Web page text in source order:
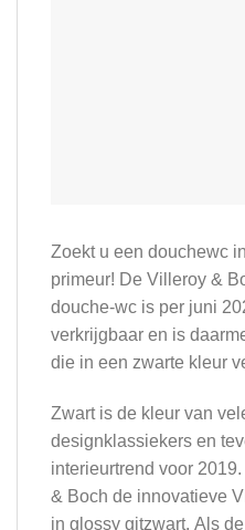
Zoekt u een douchewc
primeur! De Villeroy &
douche-wc is per juni
verkrijgbaar en is
die in een zwarte kleur
Zwart is de kleur van
designklassiekers en
interieurtrend voor
& Boch de innovatieve
in glossy gitzwart. Als